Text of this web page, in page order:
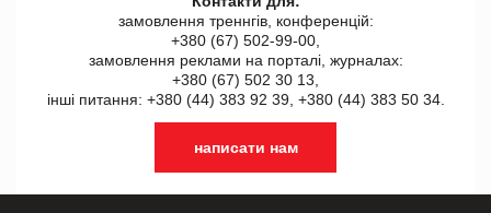
замовлення треннгів, конференцій:
+380 (67) 502-99-00,
замовлення реклами на порталі, журналах:
+380 (67) 502 30 13,
інші питання: +380 (44) 383 92 39, +380 (44) 383 50 34.
написати нам